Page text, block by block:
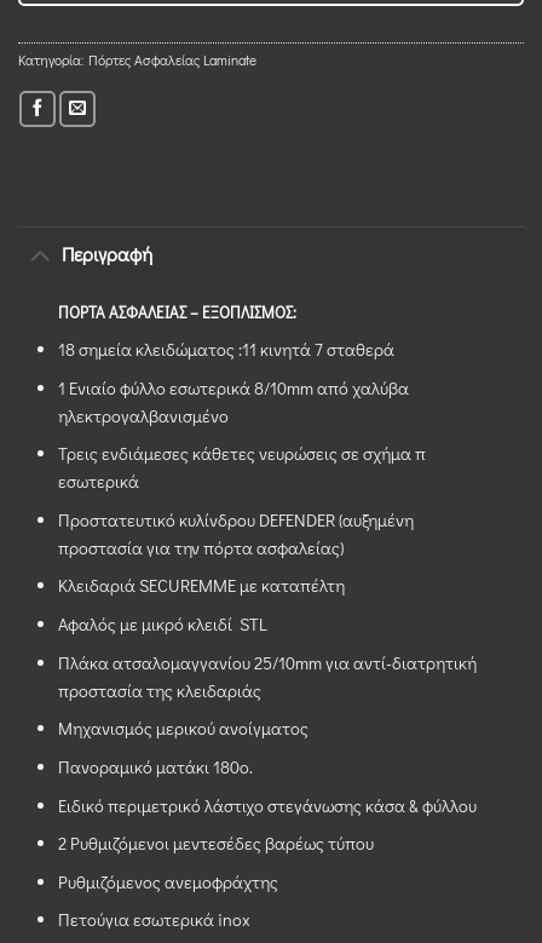
Κατηγορία: Πόρτες Ασφαλείας Laminate
Περιγραφή
ΠΟΡΤΑ ΑΣΦΑΛΕΙΑΣ – ΕΞΟΠΛΙΣΜΟΣ:
18 σημεία κλειδώματος :11 κινητά 7 σταθερά
1 Ενιαίο φύλλο εσωτερικά 8/10mm από χαλύβα
ηλεκτρογαλβανισμένο
Τρεις ενδιάμεσες κάθετες νευρώσεις σε σχήμα π
εσωτερικά
Προστατευτικό κυλίνδρου DEFENDER (αυξημένη
προστασία για την πόρτα ασφαλείας)
Κλειδαριά SECUREMME με καταπέλτη
Aφαλός με μικρό κλειδί STL
Πλάκα ατσαλομαγγανίου 25/10mm για αντί-διατρητική
προστασία της κλειδαριάς
Μηχανισμός μερικού ανοίγματος
Πανοραμικό ματάκι 180ο.
Ειδικό περιμετρικό λάστιχο στεγάνωσης κάσα & φύλλου
2 Ρυθμιζόμενοι μεντεσέδες βαρέως τύπου
Ρυθμιζόμενος ανεμοφράχτης
Πετούγια εσωτερικά inox